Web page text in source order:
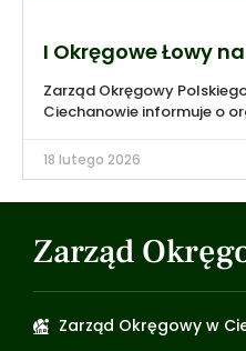
I Okręgowe Łowy
Zarząd Okręgowy
Ciechanowie informuje o
18 lutego 2026
Zarząd
Zarząd Okręgowy w